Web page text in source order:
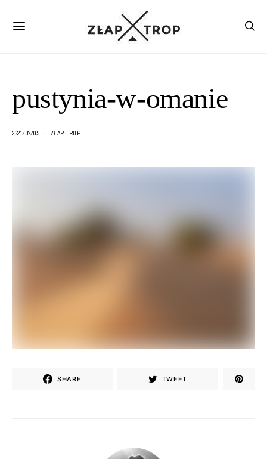
pustynia-w-omanie
2021/07/05 ZŁAP TROP
SHARE TWEET